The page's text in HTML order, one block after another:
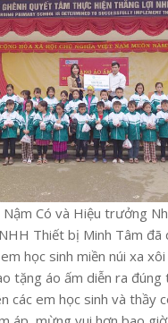
Có và Hiệu trưởng
Thiết bị Minh Tâm đã
học sinh miền núi xa
tặng áo ấm diễn ra đúng
các em học sinh và thầy